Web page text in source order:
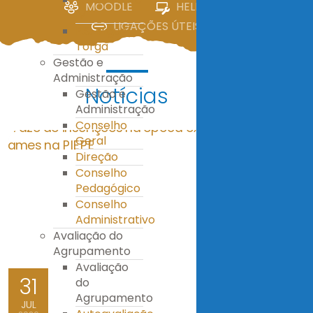
IV
E.S. Miguel
Torga
Gestão e
Administração
Gestão e
Administração
Conselho
Geral
Direção
Conselho
Pedagógico
Conselho
Administrativo
Avaliação do
Agrupamento
Avaliação
do
Agrupamento
MOODLE
HELPDESK
LIGAÇÕES ÚTEIS
Notícias
31
JUL